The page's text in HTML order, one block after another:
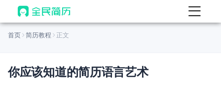
首页
AI 生成简历
首页 简历教程 正文
你应该知道的简历语言艺术